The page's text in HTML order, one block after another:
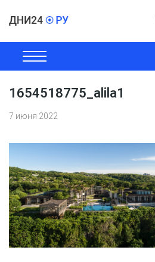
ОБЩЕСТВО
1654518775_alila1
7 июня 2022